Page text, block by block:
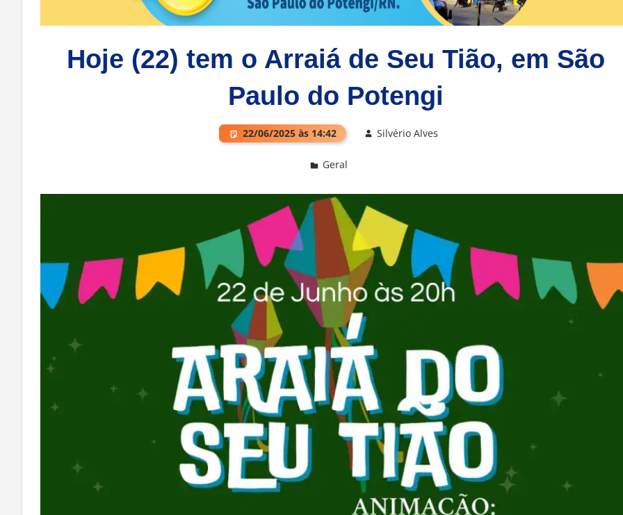
Hoje (22) tem o Arraiá de Seu Tião, em São
Paulo do Potengi
22/06/2025 às 14:42 Silvério Alves
Geral